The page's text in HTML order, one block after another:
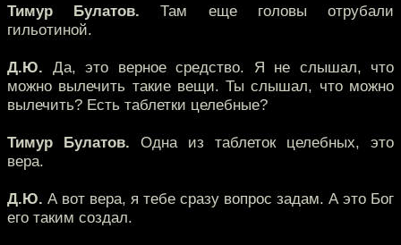
Тимур Булатов. Там еще головы отрубали
гильотиной.
Д.Ю. Да, это верное средство. Я не слышал, что
можно вылечить такие вещи. Ты слышал, что можно
вылечить? Есть таблетки целебные?
Тимур Булатов. Одна из таблеток целебных, это
вера.
Д.Ю. А вот вера, я тебе сразу вопрос задам. А это Бог
его таким создал.